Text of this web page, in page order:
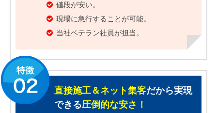
値段が安い。
現場に急行することが可能。
当社ベテラン社員が担当。
直接施工＆ネット集客だから実現
できる圧倒的な安さ！